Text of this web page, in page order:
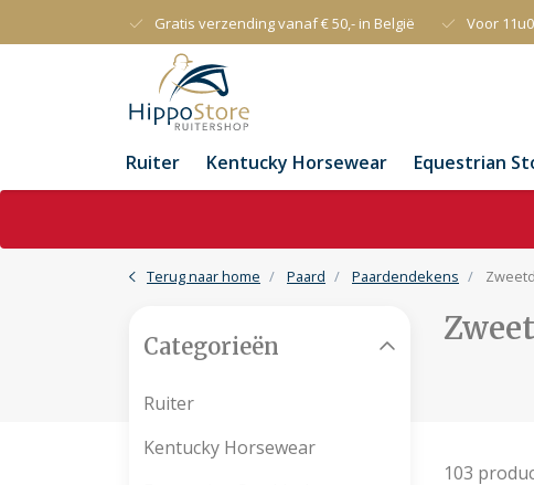
Gratis verzending vanaf € 50,- in België Voor
Ruiter Kentucky Horsewear Equestrian
Terug naar home Paard Paardendekens
103
Categorieën
Ruiter
Kentucky Horsewear